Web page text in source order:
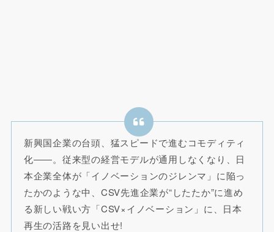
新興国企業の台頭、猛スピードで進むコモディティ
化――。従来型の経営モデルが通用しなくなり、日
本企業全体が「イノベーションのジレンマ」に陥っ
たかのような中、CSV先進企業が“したたか”に進め
る新しい戦い方「CSV×イノベーション」に、日本
再生の活路を見い出せ!